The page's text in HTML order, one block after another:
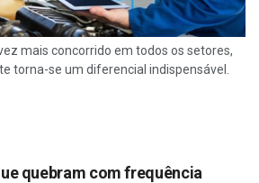
mais concorrido em todos os setores,
torna-se um diferencial indispensável.
quebram com frequência